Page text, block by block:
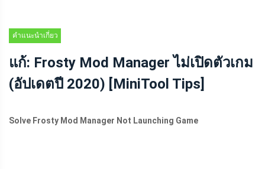
คำแนะนำเกี่ยว
แก้: Frosty Mod Manager ไม่เปิดตัวเกม
(อัปเดตปี 2020) [MiniTool Tips]
Solve Frosty Mod Manager Not Launching Game